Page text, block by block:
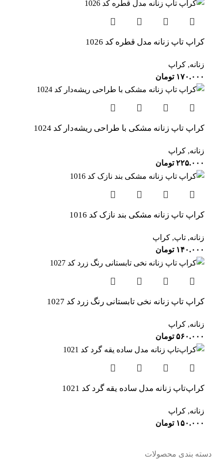
کراپ تاپ زنانه مدل قطره کد 1026
زنانه, کراپ
۱۷۰.۰۰۰ تومان
کراپ تاپ زنانه مشکی با طراحی ریشه‌دار کد 1024
زنانه, کراپ
۲۲۵.۰۰۰ تومان
کراپ تاپ زنانه مشکی بند نازک کد 1016
زنانه, تاپ, کراپ
۱۴۰.۰۰۰ تومان
کراپ تاپ زنانه نخی تابستانی رنگ زرد کد 1027
زنانه, کراپ
۵۶۰.۰۰۰ تومان
کراپ‌تاپ زنانه مدل ساده یقه گرد کد 1021
زنانه, کراپ
۱۵۰.۰۰۰ تومان
دسته بندی محصولات